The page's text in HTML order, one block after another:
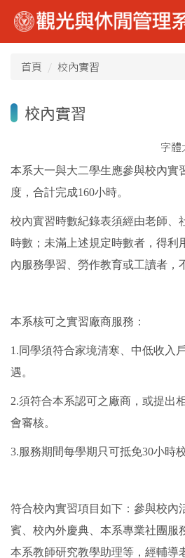
到
主
區
首頁 校內實習
校內實習
字體
本系大一與大二學生應參與校內實
度，合計完成160小時。
校內實習時數紀錄表須經由老師、
時數；未滿上述規定時數者，得利
內服務學習、勞作教育或工讀者，
本系核可之實習廠商服務：
1.同學須符合家境清寒、中低收入
遇。
2.須符合本系認可之廠商，或提出
會審核。
3.服務期間每學期只可抵免30小時
符合校內實習項目如下：參與校內
賓、校內外慶典、本系專業社團服
本系教師研究教學助理等，經輔導